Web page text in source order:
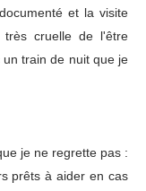
et la visite
cruelle de l'être
un train de nuit que je
je ne regrette pas :
prêts à aider en cas